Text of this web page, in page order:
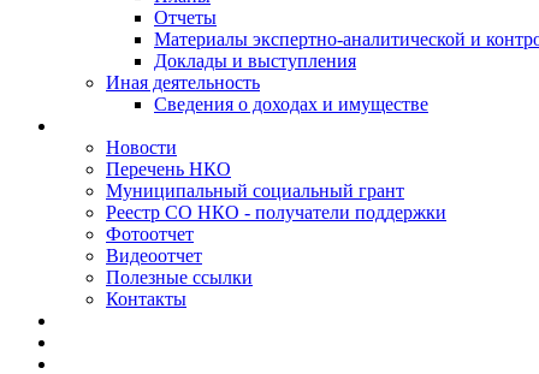
Отчеты
Материалы экспертно-аналитической и
Доклады и выступления
Иная деятельность
Сведения о доходах и имуществе
Новости
Перечень НКО
Муниципальный социальный грант
Реестр СО НКО - получатели поддержки
Фотоотчет
Видеоотчет
Полезные ссылки
Контакты